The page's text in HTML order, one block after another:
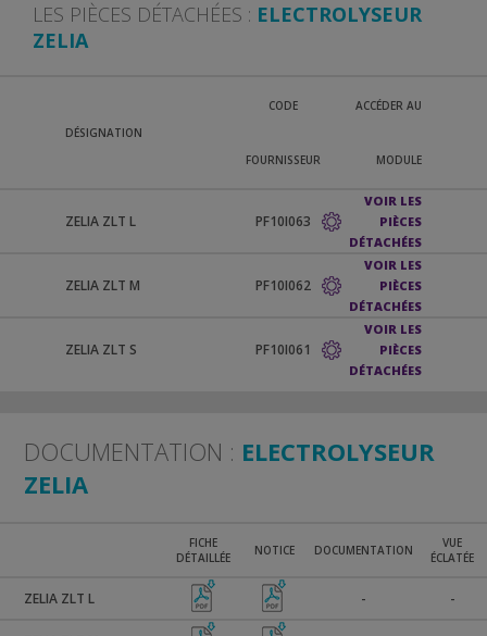
LES PIÈCES DÉTACHÉES : ELECTROLYSEUR
ZELIA
DÉSIGNATION
CODE
FOURNISSEUR
ACCÉDER AU
MODULE
ZELIA ZLT L PF10I063
VOIR LES
PIÈCES
DÉTACHÉES
ZELIA ZLT M PF10I062
VOIR LES
PIÈCES
DÉTACHÉES
ZELIA ZLT S PF10I061
VOIR LES
PIÈCES
DÉTACHÉES
DOCUMENTATION : ELECTROLYSEUR
ZELIA
FICHE
DÉTAILLÉE
NOTICE DOCUMENTATION
VUE
ÉCLATÉE
ZELIA ZLT L - -